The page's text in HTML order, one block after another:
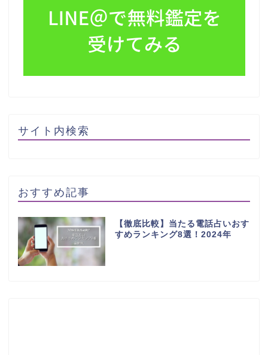
サイト内検索
おすすめ記事
【徹底比較】当たる電話占いおす
すめランキング8選！2024年